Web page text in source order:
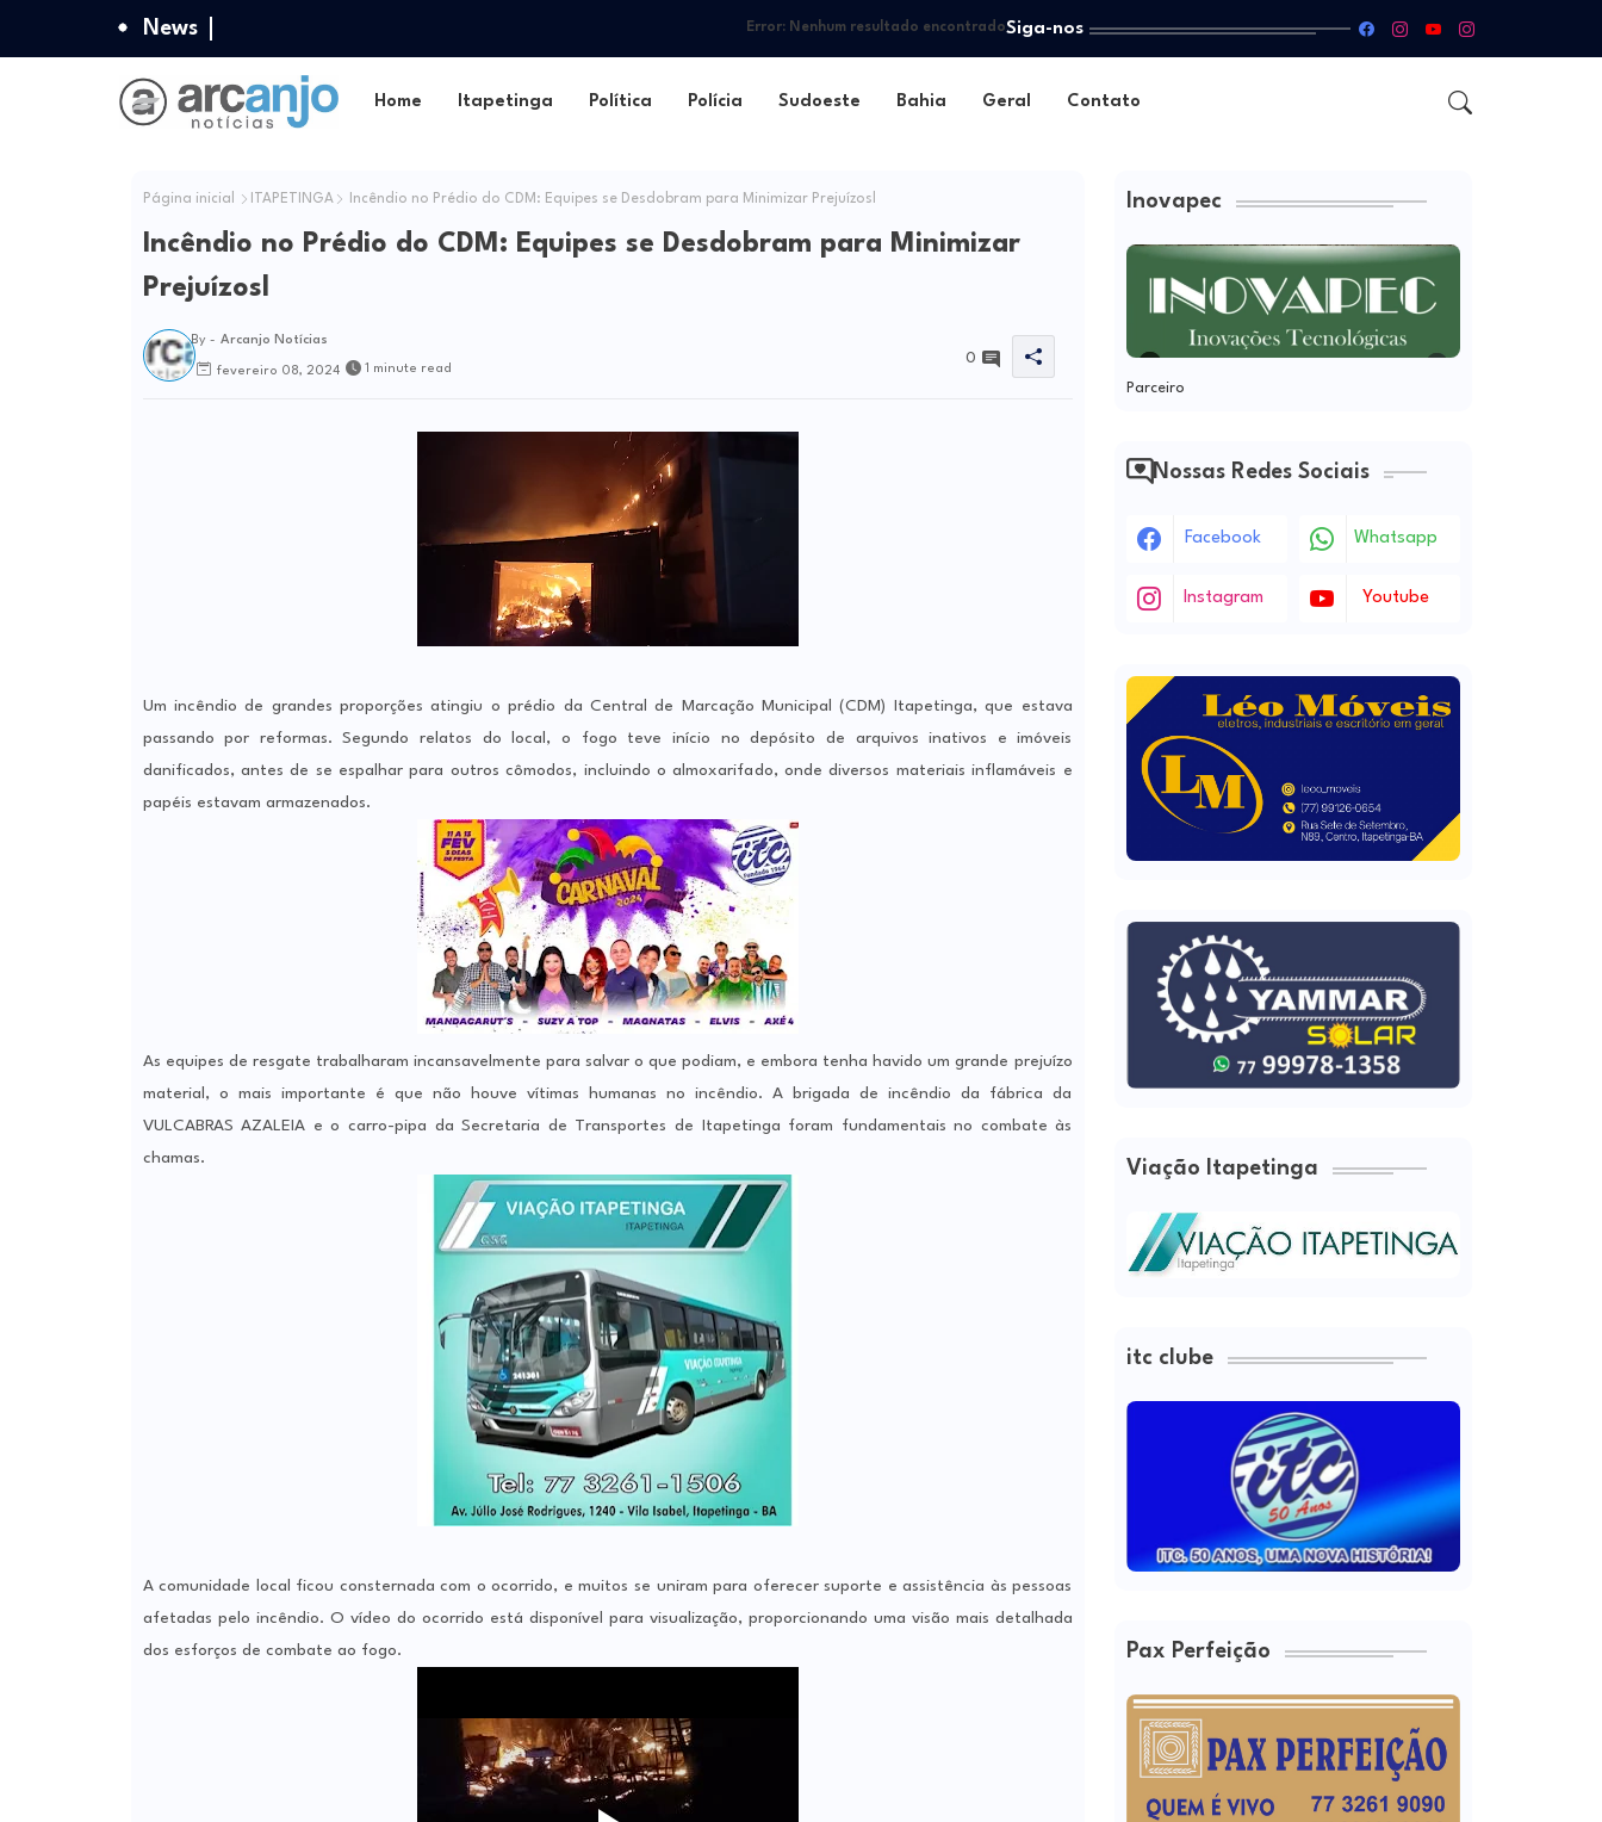
News Error:Nenhum resultado encontradoSiga-nos
Home Itapetinga Política Polícia Sudoeste Bahia Geral Contato
Página inicial ITAPETINGA Incêndio no Prédio do CDM: Equipes se Desdobram para Minimizar Prejuízosl
Incêndio no Prédio do CDM: Equipes se Desdobram para Minimizar
Prejuízosl
By - Arcanjo Notícias
fevereiro 08, 2024 1 minute read
0
Um incêndio de grandes proporções atingiu o prédio da Central de Marcação Municipal (CDM) Itapetinga, que estava
passando por reformas. Segundo relatos do local, o fogo teve início no depósito de arquivos inativos e imóveis
danificados, antes de se espalhar para outros cômodos, incluindo o almoxarifado, onde diversos materiais inflamáveis e
papéis estavam armazenados.
As equipes de resgate trabalharam incansavelmente para salvar o que podiam, e embora tenha havido um grande prejuízo
material, o mais importante é que não houve vítimas humanas no incêndio. A brigada de incêndio da fábrica da
VULCABRAS AZALEIA e o carro-pipa da Secretaria de Transportes de Itapetinga foram fundamentais no combate às
chamas.
A comunidade local ficou consternada com o ocorrido, e muitos se uniram para oferecer suporte e assistência às pessoas
afetadas pelo incêndio. O vídeo do ocorrido está disponível para visualização, proporcionando uma visão mais detalhada
dos esforços de combate ao fogo.
Inovapec
Parceiro
Nossas Redes Sociais
Facebook Whatsapp
Instagram Youtube
Viação Itapetinga
itc clube
Pax Perfeição